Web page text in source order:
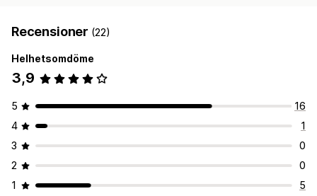
Recensioner (22)
Helhetsomdöme
3,9
5
16
4
1
3
0
2
0
1
5